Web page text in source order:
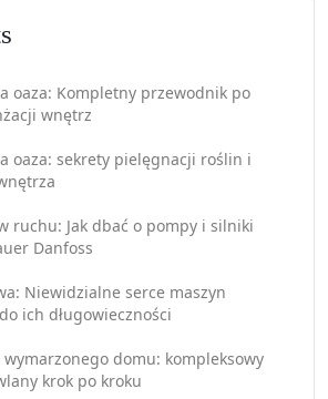
oaza: Kompletny przewodnik po
wnętrz
oaza: sekrety pielęgnacji roślin i
ruchu: Jak dbać o pompy i silniki
Danfoss
Niewidzialne serce maszyn
ich długowieczności
domu: kompleksowy
krok po kroku